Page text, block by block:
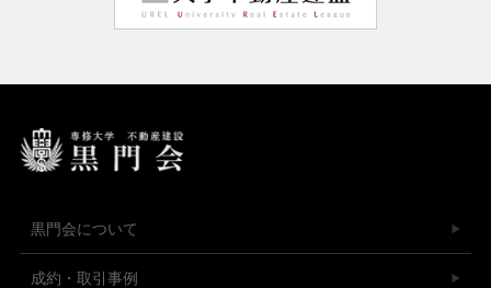
黒門会について
成約・取引事例